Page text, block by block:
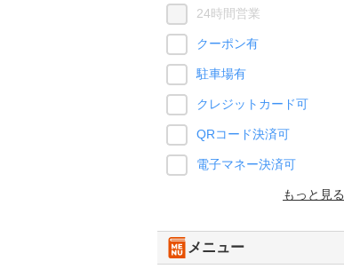
24時間営業
クーポン有
駐車場有
クレジットカード可
QRコード決済可
電子マネー決済可
もっと見る
メニュー